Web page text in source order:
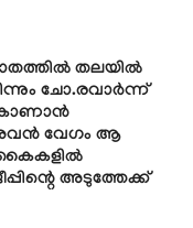
തലയിൽ
ചോ.രവാർന്ന്
കാണാൻ
അവൻ വേഗം ആ
അടുത്തേക്ക്